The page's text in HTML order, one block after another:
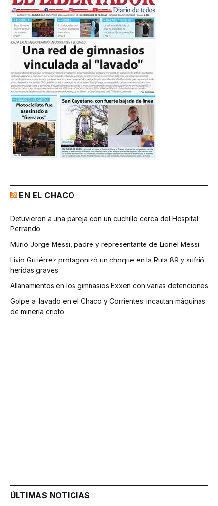
EN EL CHACO
Detuvieron a una pareja con un cuchillo cerca del Hospital
Perrando
Murió Jorge Messi, padre y representante de Lionel Messi
Livio Gutiérrez protagonizó un choque en la Ruta 89 y sufrió
heridas graves
Allanamientos en los gimnasios Exxen con varias detenciones
Golpe al lavado en el Chaco y Corrientes: incautan máquinas
de minería cripto
ÚLTIMAS NOTICIAS